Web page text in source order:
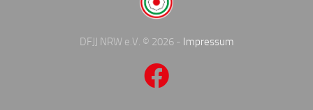
DFJJ NRW e.V. © 2026 - Impressum